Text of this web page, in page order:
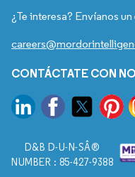
¿Te interesa? Envíanos un
CONTÁCTATE CON
D&B D-U-N-SÂ®
NUMBER : 85-427-9388